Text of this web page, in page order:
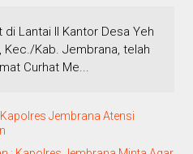
Lantai II Kantor Desa Yeh
Kec./Kab. Jembrana, telah
Curhat Me...
Jembrana Atensi